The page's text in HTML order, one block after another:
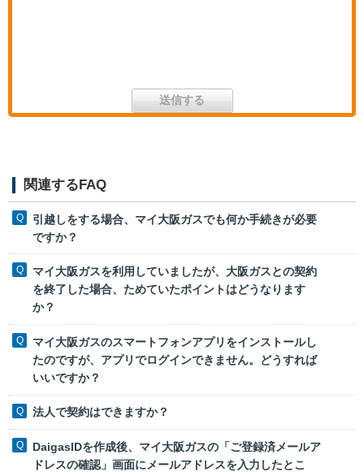
関連するFAQ
引越しをする場合、マイ大阪ガスでも何か手続きが必要
ですか？
マイ大阪ガスを利用していましたが、大阪ガスとの契約
を終了した場合、ためていたポイントはどうなります
か？
マイ大阪ガスのスマートフォンアプリをインストールし
たのですが、アプリでログインできません。どうすれば
いいですか？
法人で契約はできますか？
DaigasIDを作成後、マイ大阪ガスの「ご登録済メールア
ドレスの確認」画面にメールアドレスを入力したとこ